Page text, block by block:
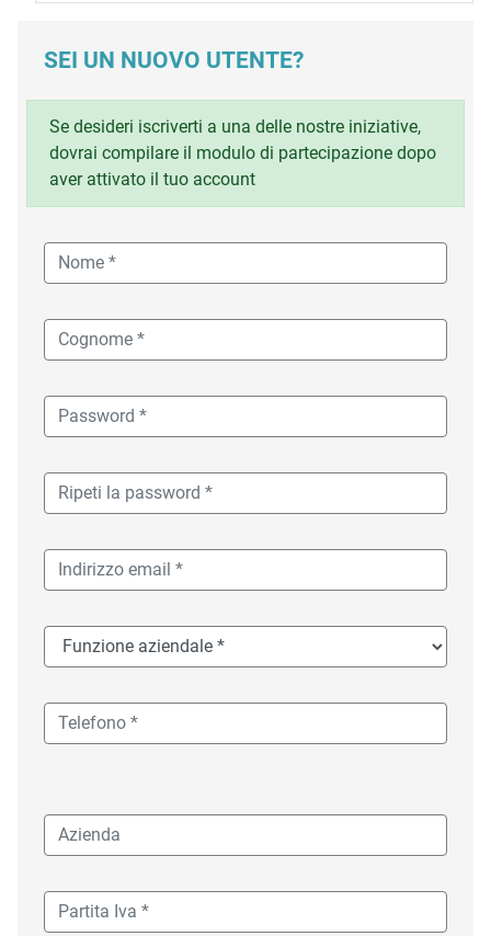
SEI UN NUOVO UTENTE?
Se desideri iscriverti a una delle nostre iniziative,
dovrai compilare il modulo di partecipazione dopo
aver attivato il tuo account